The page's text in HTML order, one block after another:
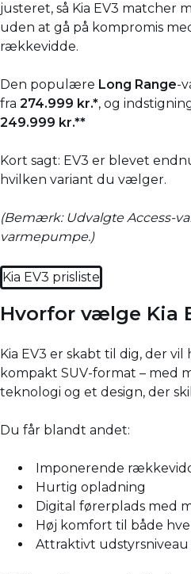
justeret, så Kia EV3 matcher
uden at gå på kompromis
rækkevidde.
Den populære Long Range-
fra 274.999 kr.*, og
249.999 kr.**
Kort sagt: EV3 er blevet
hvilken variant du vælger.
(Bemærk: Udvalgte Access-
varmepumpe.)
Kia EV3 prisliste
Hvorfor vælge Kia
Kia EV3 er skabt til dig, der
kompakt SUV-format – med
teknologi og et design, der
Du får blandt andet:
Imponerende
Hurtig opladning
Digital førerplads med
Høj komfort til både
Attraktivt